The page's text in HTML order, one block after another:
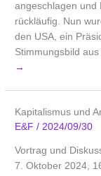
angeschlagen und
rückläufig. Nun
den USA, ein
Stimmungsbild
→
Kapitalismus und
E&F/2024/09/30
Vortrag und
7. Oktober 2024,